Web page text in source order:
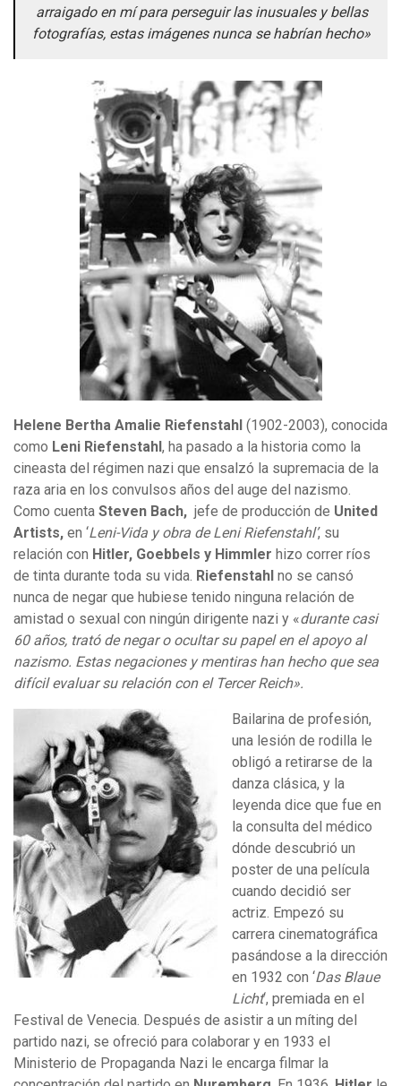
arraigado en mí para perseguir las inusuales y bellas
fotografías, estas imágenes nunca se habrían hecho»
Helene Bertha Amalie Riefenstahl (1902-2003), conocida
como Leni Riefenstahl, ha pasado a la historia como la
cineasta del régimen nazi que ensalzó la supremacia de la
raza aria en los convulsos años del auge del nazismo.
Como cuenta Steven Bach, jefe de producción de United
Artists, en ‘Leni-Vida y obra de Leni Riefenstahl’, su
relación con Hitler, Goebbels y Himmler hizo correr ríos
de tinta durante toda su vida. Riefenstahl no se cansó
nunca de negar que hubiese tenido ninguna relación de
amistad o sexual con ningún dirigente nazi y «durante casi
60 años, trató de negar o ocultar su papel en el apoyo al
nazismo. Estas negaciones y mentiras han hecho que sea
difícil evaluar su relación con el Tercer Reich».
Bailarina de profesión,
una lesión de rodilla le
obligó a retirarse de la
danza clásica, y la
leyenda dice que fue en
la consulta del médico
dónde descubrió un
poster de una película
cuando decidió ser
actriz. Empezó su
carrera cinematográfica
pasándose a la dirección
en 1932 con ‘Das Blaue
Licht‘, premiada en el
Festival de Venecia. Después de asistir a un míting del
partido nazi, se ofreció para colaborar y en 1933 el
Ministerio de Propaganda Nazi le encarga filmar la